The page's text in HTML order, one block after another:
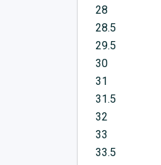
28
28.5
29.5
30
31
31.5
32
33
33.5